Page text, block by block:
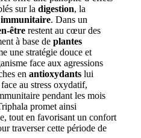
sur la digestion, la
. Dans un
être restent au cœur des
à base de plantes
une stratégie douce et
face aux agressions
en antioxydants lui
au stress oxydatif,
pendant les mois
promet ainsi
tout en favorisant un confort
traverser cette période de